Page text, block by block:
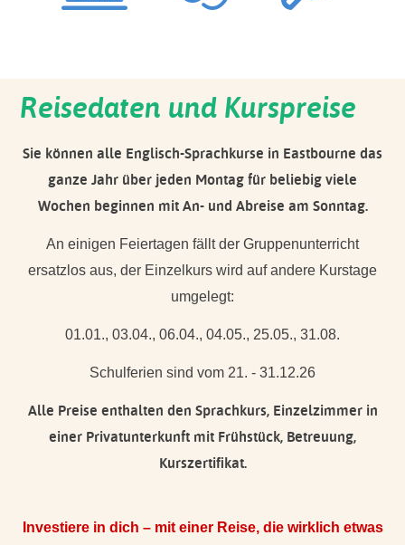
Reisedaten und Kurspreise
Sie können alle Englisch-Sprachkurse in Eastbourne das
ganze Jahr über jeden Montag für beliebig viele
Wochen beginnen mit An- und Abreise am Sonntag.
An einigen Feiertagen fällt der Gruppenunterricht
ersatzlos aus, der Einzelkurs wird auf andere Kurstage
umgelegt:
01.01., 03.04., 06.04., 04.05., 25.05., 31.08.
Schulferien sind vom 21. - 31.12.26
Alle Preise enthalten den Sprachkurs, Einzelzimmer in
einer Privatunterkunft mit Frühstück, Betreuung,
Kurszertifikat.
Investiere in dich – mit einer Reise, die wirklich etwas